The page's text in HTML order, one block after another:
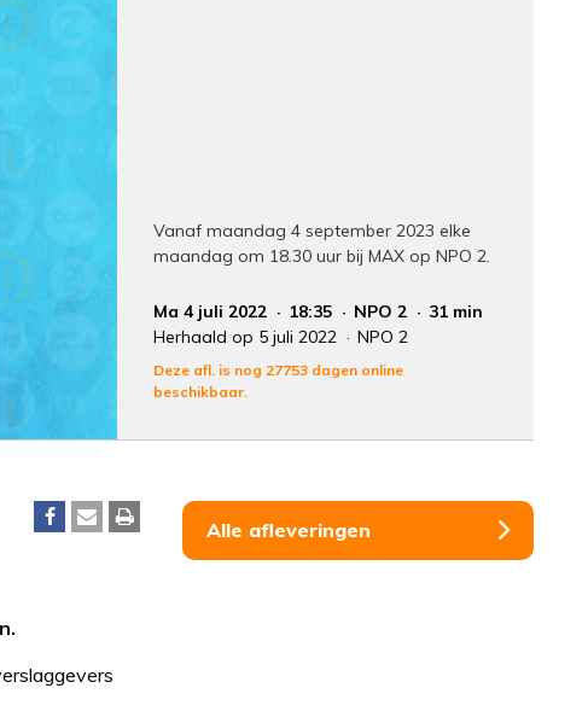
Vanaf maandag 4 september 2023 elke
maandag om 18.30 uur bij MAX op NPO 2.
Ma 4 juli 2022 18:35 NPO 2
31 min
Herhaald op 5 juli 2022
NPO 2
Deze afl. is nog 27753 dagen online
beschikbaar.
Alle afleveringen